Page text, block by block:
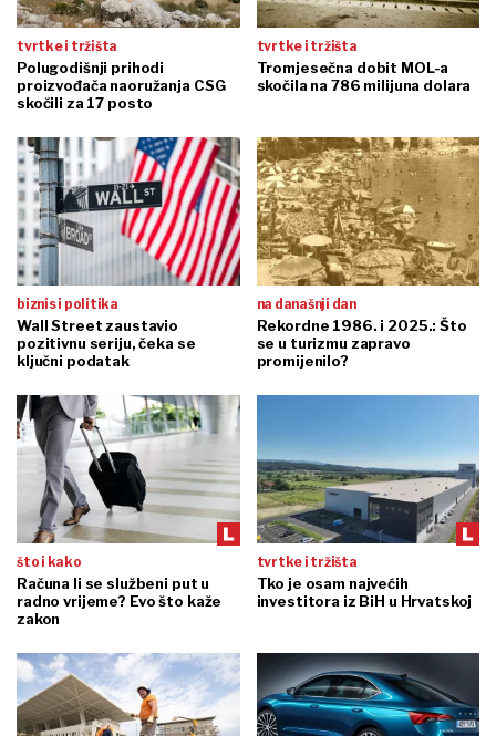
tvrtke i tržišta
Polugodišnji prihodi
proizvođača naoružanja CSG
skočili za 17 posto
tvrtke i tržišta
Tromjesečna dobit MOL-a
skočila na 786 milijuna dolara
biznis i politika
Wall Street zaustavio
pozitivnu seriju, čeka se
ključni podatak
na današnji dan
Rekordne 1986. i 2025.: Što
se u turizmu zapravo
promijenilo?
što i kako
Računa li se službeni put u
radno vrijeme? Evo što kaže
zakon
tvrtke i tržišta
Tko je osam najvećih
investitora iz BiH u Hrvatskoj